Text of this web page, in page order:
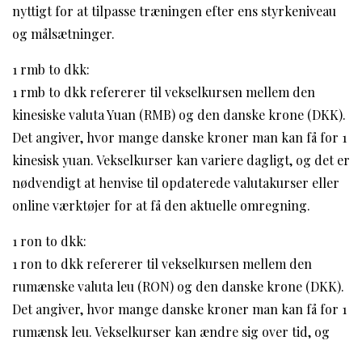
nyttigt for at tilpasse træningen efter ens styrkeniveau
og målsætninger.
1 rmb to dkk:
1 rmb to dkk refererer til vekselkursen mellem den
kinesiske valuta Yuan (RMB) og den danske krone (DKK).
Det angiver, hvor mange danske kroner man kan få for 1
kinesisk yuan. Vekselkurser kan variere dagligt, og det er
nødvendigt at henvise til opdaterede valutakurser eller
online værktøjer for at få den aktuelle omregning.
1 ron to dkk:
1 ron to dkk refererer til vekselkursen mellem den
rumænske valuta leu (RON) og den danske krone (DKK).
Det angiver, hvor mange danske kroner man kan få for 1
rumænsk leu. Vekselkurser kan ændre sig over tid, og